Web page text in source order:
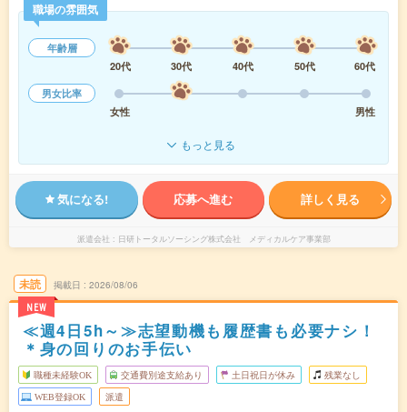
職場の雰囲気
年齢層
20代
30代 40代 50代
60代
男女比率
女性
男性
もっと見る
気になる! 応募へ進む 詳しく見る
派遣会社 日研トータルソーシング株式会社 メディカルケア事業部
未読
NEW
掲載日 2026/08/06
≪週4日5h～≫志望動機も履歴書も必要ナシ！
＊身の回りのお手伝い
職種未経験OK 交通費別途支給あり 土日祝日が休み 残業なし
WEB登録OK 派遣